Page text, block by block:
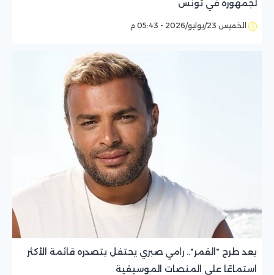
لجمهوره في تونس
الخميس 23/يوليو/2026 - 05:43 م
بعد طرح "القمر".. رامي صبري يحتفل بتصدره قائمة الأكثر
استماعًا على المنصات الموسيقية